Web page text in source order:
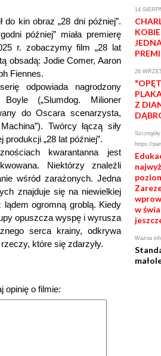
do kin obraz „28 dni później”.
później” miała premierę
r. zobaczymy film „28 lat
obsadą: Jodie Comer, Aaron
Fiennes.
odpowiada nagrodzony
(„Slumdog. Milioner
do Oscara scenarzysta,
Twórcy łączą siły
produkcji „28 lat później”.
kwarantanna jest
Niektórzy znaleźli
wśród zarażonych. Jedna
znajduje się na niewielkiej
lądem ogromną groblą. Kiedy
opuszcza wyspę i wyrusza
serca krainy, odkrywa
które się zdarzyły.
opinię o filmie:
14
26
Z
https://
w
Ważna